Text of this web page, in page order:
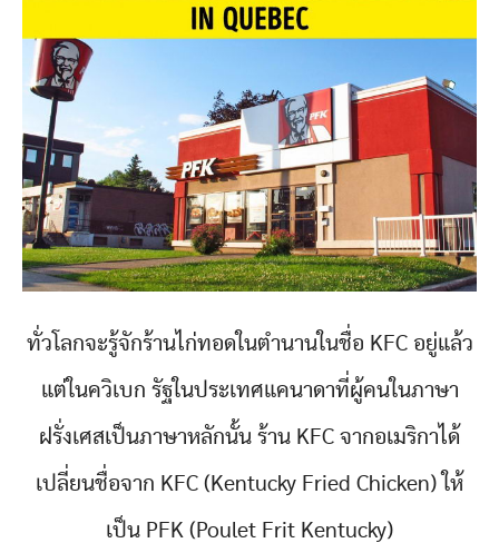
ทั่วโลกจะรู้จักร้านไก่ทอดในตำนานในชื่อ KFC อยู่แล้ว
แต่ในควิเบก รัฐในประเทศแคนาดาที่ผู้คนในภาษา
ฝรั่งเศสเป็นภาษาหลักนั้น ร้าน KFC จากอเมริกาได้
เปลี่ยนชื่อจาก KFC (Kentucky Fried Chicken) ให้
เป็น PFK (Poulet Frit Kentucky)